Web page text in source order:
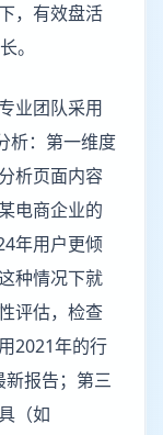
，有效盘活
。
业团队采用
析：第一维度
析页面内容
电商企业的
年用户更倾
种情况下就
评估，检查
2021年的行
报告；第三
（如